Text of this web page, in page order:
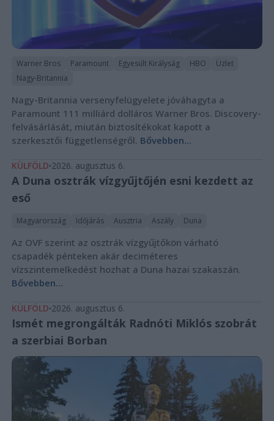
Warner Bros Paramount Egyesült Királyság HBO
Üzlet
Nagy-Britannia
Nagy-Britannia versenyfelügyelete jóváhagyta a
Paramount 111 milliárd dolláros Warner Bros. Discovery-
felvásárlását, miután biztosítékokat kapott a
szerkesztői függetlenségről. Bővebben...
KÜLFÖLD 2026. augusztus 6.
A Duna osztrák vízgyűjtőjén esni kezdett az
eső
Magyarország Időjárás Ausztria Aszály Duna
Az OVF szerint az osztrák vízgyűjtőkön várható
csapadék pénteken akár deciméteres
vízszintemelkedést hozhat a Duna hazai szakaszán.
Bővebben...
KÜLFÖLD 2026. augusztus 6.
Ismét megrongálták Radnóti Miklós szobrát
a szerbiai Borban